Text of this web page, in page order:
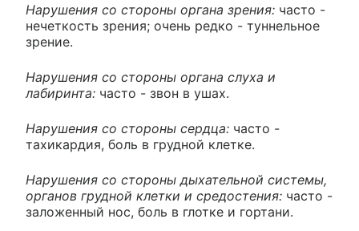
Нарушения со стороны органа зрения: часто -
нечеткость зрения; очень редко - туннельное
зрение.
Нарушения со стороны органа слуха и
лабиринта: часто - звон в ушах.
Нарушения со стороны сердца: часто -
тахикардия, боль в грудной клетке.
Нарушения со стороны дыхательной системы,
органов грудной клетки и средостения: часто -
заложенный нос, боль в глотке и гортани.